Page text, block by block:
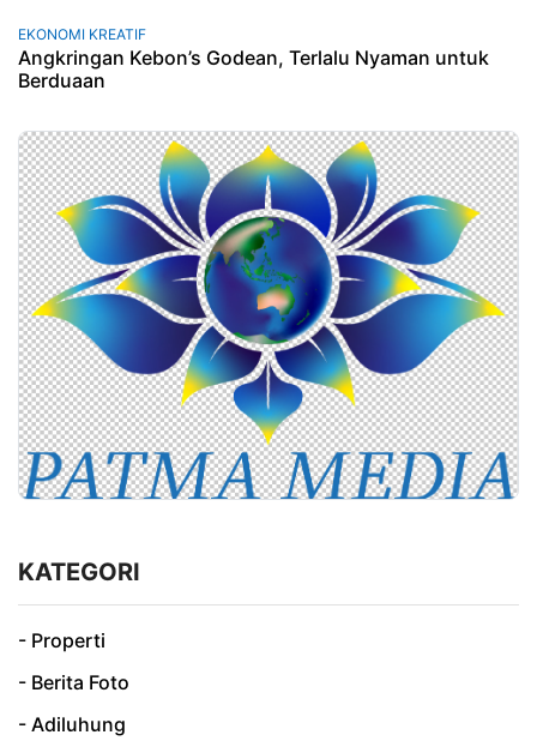
EKONOMI KREATIF
Angkringan Kebon’s Godean, Terlalu Nyaman untuk
Berduaan
KATEGORI
- Properti
- Berita Foto
- Adiluhung